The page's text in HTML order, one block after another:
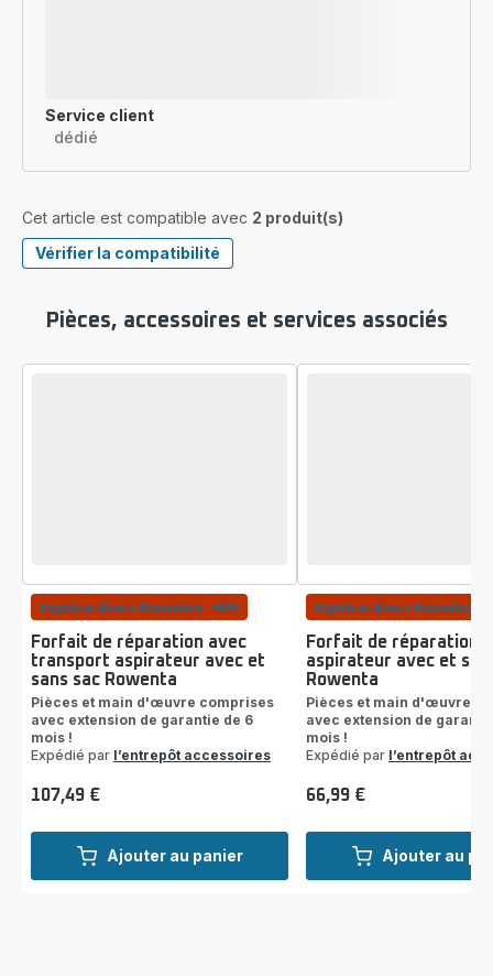
Service client
dédié
Cet article est compatible avec 2 produit(s)
Vérifier la compatibilité
Pièces, accessoires et services associés
Ajouter au panier
Eligible au Bonus Réparation : -40€
Forfait de réparation avec
transport aspirateur avec et
sans sac Rowenta
Pièces et main d'œuvre comprises
avec extension de garantie de 6
mois !
Expédié par l’entrepôt accessoires
Prix
107,49 €
Ajouter au
Eligible au Bonus Réparation :
Forfait de réparation
aspirateur avec et
Rowenta
Pièces et main d'œuvre
avec extension de
mois !
Expédié par l’entrepôt
Prix
66,99 €